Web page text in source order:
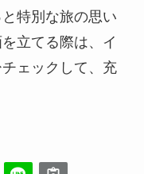
特別な旅の思い
立てる際は、イ
ェックして、充